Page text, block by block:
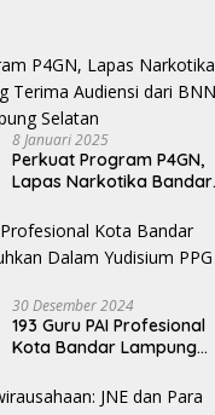
8 Januari 2025
Perkuat Program P4GN,
Lapas Narkotika Bandar
dari BNN Kabupaten
Lampung Selatan
30 Desember 2024
193 Guru PAI Profesional
Kota Bandar Lampung
Yudisium PPG Tahun 2024